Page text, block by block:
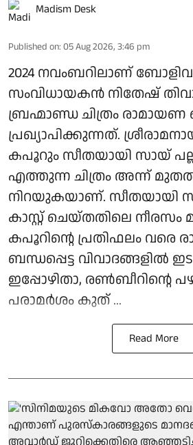
Madism Desk
Published on: 05 Aug 2026, 3:46 pm
2024 നവംബറിലാണ്
സംവിധായകൻ നിതേഷ്
ബ്രഹ്മാണ്ഡ ചിത്രം
പ്രഖ്യാപിക്കുന്നത്.
കപൂറും സീതയായി സായ്
എത്തുന്ന ചിത്രം അന്ന്
നിറയുകയാണ്. സീതയായി
കാസ്റ്റ് ചെയ്തതിലെ
കപൂറിന്റെ പ്രതിഫലം വരെ
ബന്ധപ്പെട്ട വിവാദങ്ങളിൽ
ഇപ്പോഴിതാ, രൺബീറിന്റെ
പരാമർശം കുത് ...
Read More